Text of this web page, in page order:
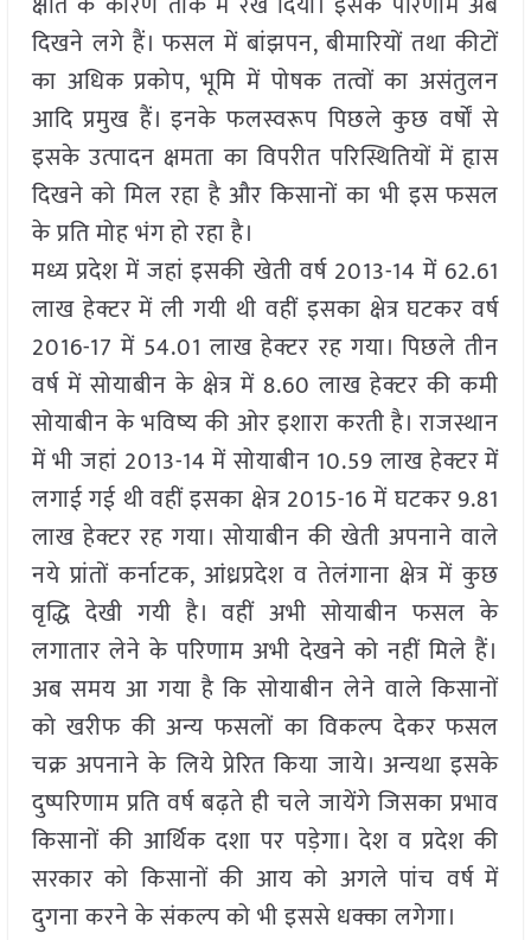
दिखने लगे हैं। फसल में बांझपन, बीमारियों तथा कीटों
का अधिक प्रकोप, भूमि में पोषक तत्वों का असंतुलन
आदि प्रमुख हैं। इनके फलस्वरूप पिछले कुछ वर्षों से
इसके उत्पादन क्षमता का विपरीत परिस्थितियों में हृास
दिखने को मिल रहा है और किसानों का भी इस फसल
के प्रति मोह भंग हो रहा है।
मध्य प्रदेश में जहां इसकी खेती वर्ष 2013-14 में 62.61
लाख हेक्टर में ली गयी थी वहीं इसका क्षेत्र घटकर वर्ष
2016-17 में 54.01 लाख हेक्टर रह गया। पिछले तीन
वर्ष में सोयाबीन के क्षेत्र में 8.60 लाख हेक्टर की कमी
सोयाबीन के भविष्य की ओर इशारा करती है। राजस्थान
में भी जहां 2013-14 में सोयाबीन 10.59 लाख हेक्टर में
लगाई गई थी वहीं इसका क्षेत्र 2015-16 में घटकर 9.81
लाख हेक्टर रह गया। सोयाबीन की खेती अपनाने वाले
नये प्रांतों कर्नाटक, आंध्रप्रदेश व तेलंगाना क्षेत्र में कुछ
वृद्धि देखी गयी है। वहीं अभी सोयाबीन फसल के
लगातार लेने के परिणाम अभी देखने को नहीं मिले हैं।
अब समय आ गया है कि सोयाबीन लेने वाले किसानों
को खरीफ की अन्य फसलों का विकल्प देकर फसल
चक्र अपनाने के लिये प्रेरित किया जाये। अन्यथा इसके
दुष्परिणाम प्रति वर्ष बढ़ते ही चले जायेंगे जिसका प्रभाव
किसानों की आर्थिक दशा पर पड़ेगा। देश व प्रदेश की
सरकार को किसानों की आय को अगले पांच वर्ष में
दुगना करने के संकल्प को भी इससे धक्का लगेगा।